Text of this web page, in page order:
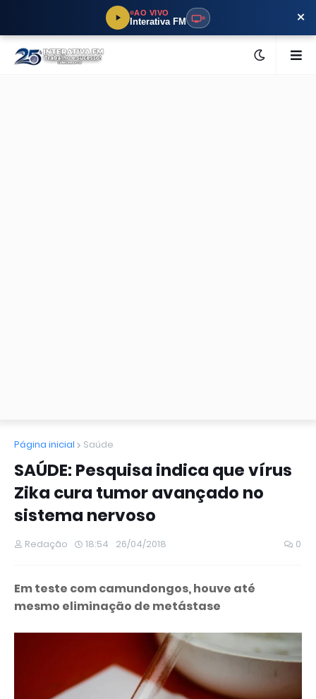
AO VIVO
Interativa FM ×
Página inicial Saúde
SAÚDE: Pesquisa indica que vírus
Zika cura tumor avançado no
sistema nervoso
Redação 18:54 26/04/2018 0
Em teste com camundongos, houve até
mesmo eliminação de metástase